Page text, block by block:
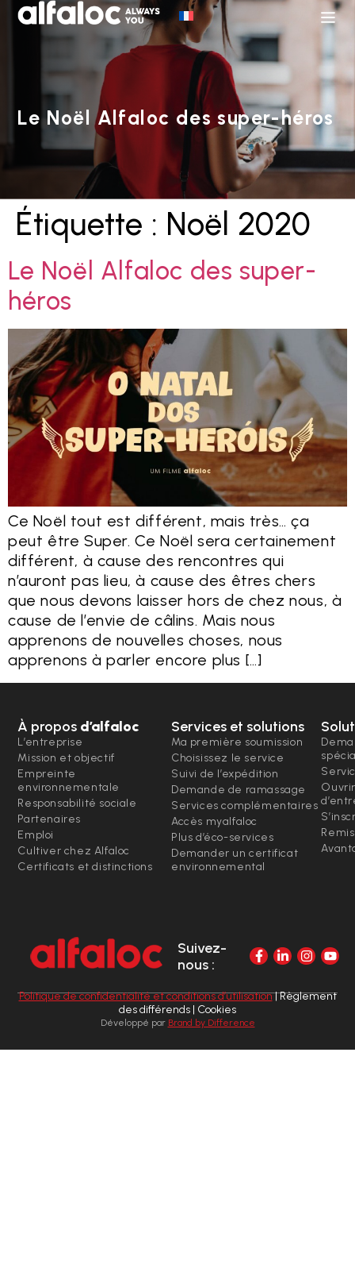
Le Noël Alfaloc des super-héros
Étiquette : Noël 2020
Le Noël Alfaloc des super-
héros
Ce Noël tout est différent, mais très… ça
peut être Super. Ce Noël sera certainement
différent, à cause des rencontres qui
n’auront pas lieu, à cause des êtres chers
que nous devons laisser hors de chez nous, à
cause de l’envie de câlins. Mais nous
apprenons de nouvelles choses, nous
apprenons à parler encore plus […]
À propos d’alfaloc
L’entreprise
Mission et objectif
Empreinte
environnementale
Responsabilité sociale
Partenaires
Emploi
Cultiver chez Alfaloc
Certificats et distinctions
Services et solutions
Ma première soumission
Choisissez le service
Suivi de l’expédition
Demande de ramassage
Services complémentaires
Accès myalfaloc
Plus d’éco-services
Demander un certificat
environnemental
Suivez-
nous :
Politique de confidentialité et conditions d’utilisation| Règlement
des différends | Cookies
Développé par Brand by Difference